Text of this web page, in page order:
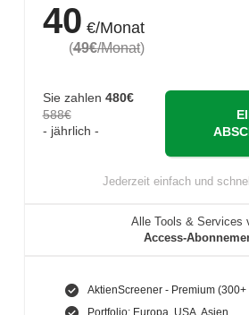
40 €/Monat
(49€/Monat)
Sie zahlen 480€
588€
- jährlich -
Jederzeit einfach und
Alle Tools & Services
Access-
AktienScreener - Premium (300+